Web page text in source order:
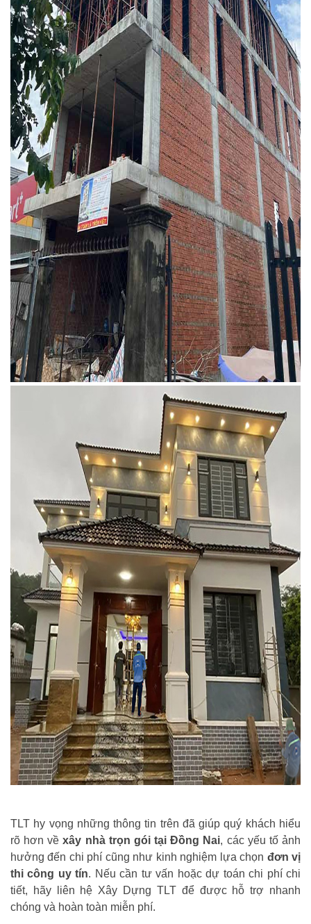
TLT hy vọng những thông tin trên đã giúp quý khách hiểu
rõ hơn vềxây nhà trọn gói tại Đồng Nai, các yếu tố ảnh
hưởng đến chi phí cũng như kinh nghiệm lựa chọn đơn vị
thi công uy tín. Nếu cần tư vấn hoặc dự toán chi phí chi
tiết, hãy liên hệ Xây Dựng TLT để được hỗ trợ nhanh
chóng và hoàn toàn miễn phí.